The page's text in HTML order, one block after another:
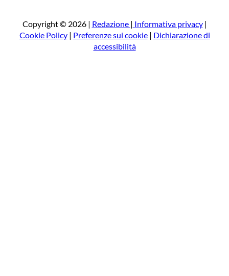
a
Copyright © 2026 | Redazione | Informativa privacy|
Cookie Policy| Preferenze sui cookie| Dichiarazione di
accessibilità